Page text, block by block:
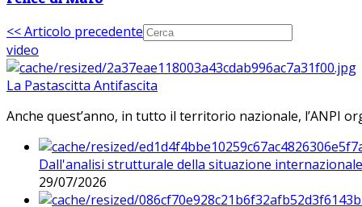
<< Articolo precedente
video
La Pastascitta Antifascita
Anche quest’anno, in tutto il territorio nazionale, l’ANPI
Dall'analisi strutturale della situazione
29/07/2026